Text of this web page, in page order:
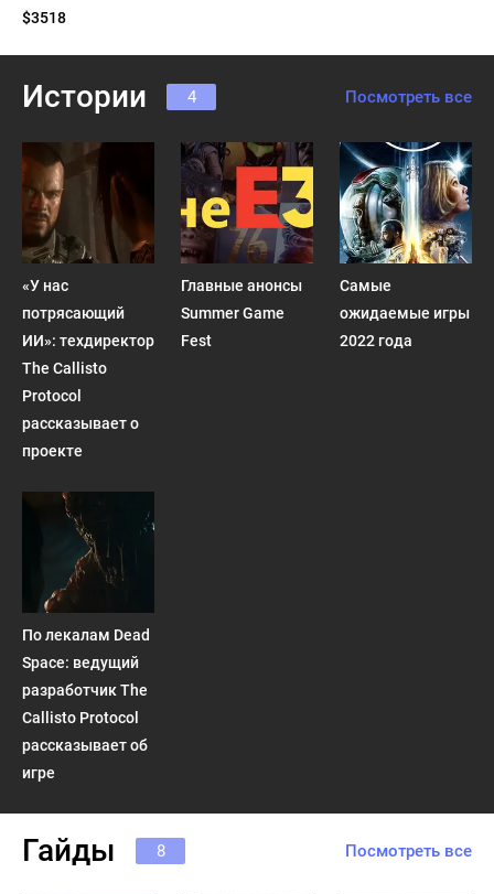
$3518
Истории 4 Посмотреть все
«У нас
потрясающий
ИИ»: техдиректор
The Callisto
Protocol
рассказывает о
проекте
Главные анонсы
Summer Game
Fest
Самые
ожидаемые игры
2022 года
По лекалам Dead
Space: ведущий
разработчик The
Callisto Protocol
рассказывает об
игре
Гайды 8 Посмотреть все